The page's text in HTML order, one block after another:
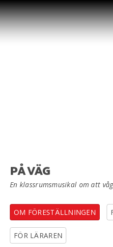
PÅ VÄG
En klassrumsmusikal om att
OM FÖRESTÄLLNINGEN
FÖR LÄRAREN